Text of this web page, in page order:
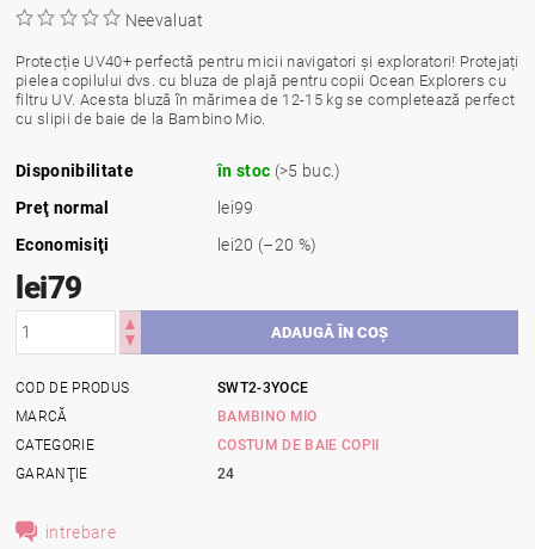
Neevaluat
Protecție UV40+ perfectă pentru micii navigatori și exploratori! Protejați
pielea copilului dvs. cu bluza de plajă pentru copii Ocean Explorers cu
filtru UV. Acesta bluză în mărimea de 12-15 kg se completează perfect
cu slipii de baie de la Bambino Mio.
Disponibilitate în stoc (>5 buc.)
Preţ normal
lei99
Economisiţi
lei20 (–20 %)
lei79
COD DE PRODUS
SWT2-3YOCE
MARCĂ
BAMBINO MIO
CATEGORIE
COSTUM DE BAIE COPII
GARANŢIE
24
intrebare